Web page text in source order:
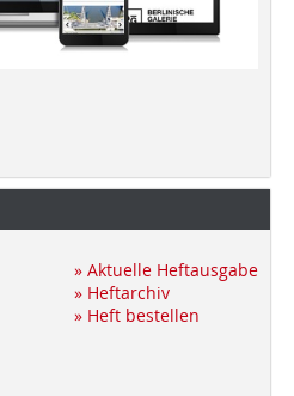
» Aktuelle Heftausgabe
» Heftarchiv
» Heft bestellen